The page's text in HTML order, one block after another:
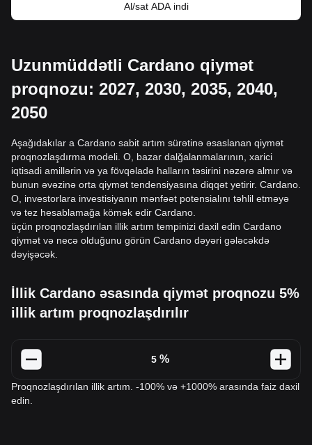
Al/sat ADA indi
Uzunmüddətli Cardano qiymət
proqnozu: 2027, 2030, 2035, 2040,
2050
Aşağıdakılar a Cardano sabit artım sürətinə əsaslanan qiymət
proqnozlaşdırma modeli. O, bazar dalğalanmalarının, xarici
iqtisadi amillərin və ya fövqəladə halların təsirini nəzərə almır və
bunun əvəzinə orta qiymət tendensiyasına diqqət yetirir. Cardano.
O, investorlara investisiyanın mənfəət potensialını təhlil etməyə
və tez hesablamağa kömək edir Cardano.
üçün proqnozlaşdırılan illik artım tempinizi daxil edin Cardano
qiymət və necə olduğunu görün Cardano dəyəri gələcəkdə
dəyişəcək.
İllik Cardano əsasında qiymət proqnozu 5%
illik artım proqnozlaşdırılır
%
Proqnozlaşdırılan illik artım. -100% və +1000% arasında faiz daxil
edin.